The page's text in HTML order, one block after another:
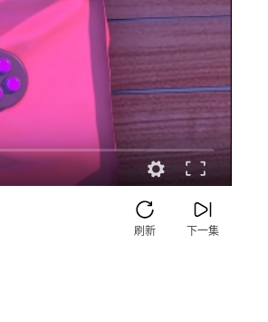
下一集
刷新